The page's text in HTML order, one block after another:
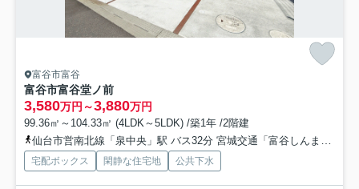
富谷市富谷
富谷市富谷堂ノ前
3,580万円～3,880万円
99.36㎡～104.33㎡ (4LDK～5LDK) /築1年 /2階建
仙台市営南北線「泉中央」駅 バス32分 宮城交通「富谷しんまち入口」 停歩11分
宅配ボックス 閑静な住宅地 公共下水